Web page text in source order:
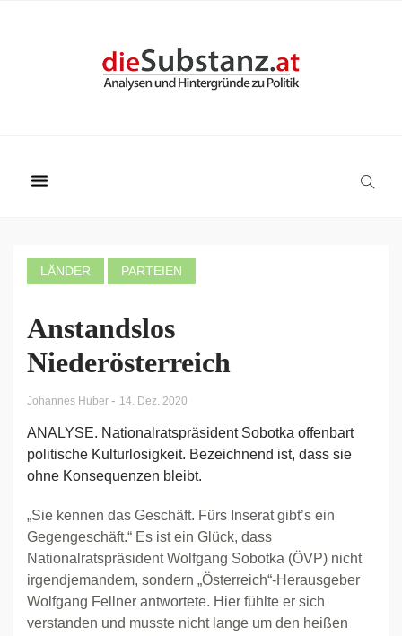
LÄNDER PARTEIEN
Anstandslos
Niederösterreich
Johannes Huber - 14. Dez. 2020
ANALYSE. Nationalratspräsident Sobotka offenbart
politische Kulturlosigkeit. Bezeichnend ist, dass sie
ohne Konsequenzen bleibt.
„Sie kennen das Geschäft. Fürs Inserat gibt’s ein
Gegengeschäft.“ Es ist ein Glück, dass
Nationalratspräsident Wolfgang Sobotka (ÖVP) nicht
irgendjemandem, sondern „Österreich“-Herausgeber
Wolfgang Fellner antwortete. Hier fühlte er sich
verstanden und musste nicht lange um den heißen